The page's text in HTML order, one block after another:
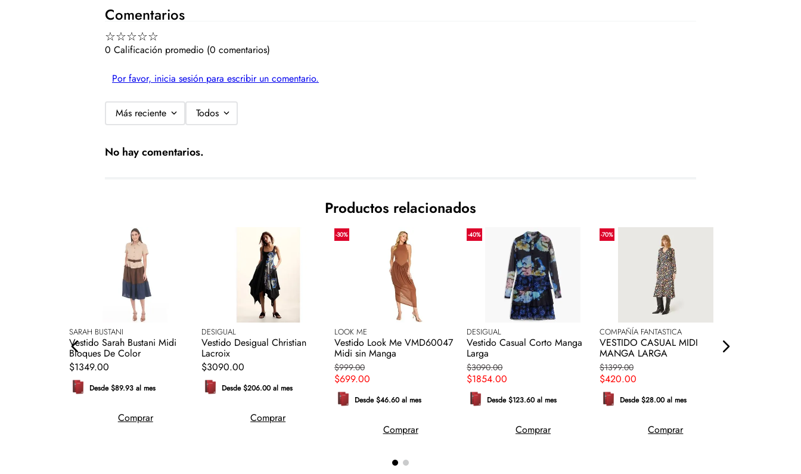
Comentarios
☆☆☆☆☆
0 Calificación promedio (0 comentarios)
Por favor, inicia sesión para escribir un comentario.
Más reciente Todos
No hay comentarios.
Productos relacionados
SARAH BUSTANI
Vestido Sarah Bustani Midi
Bloques De Color
$1349.00
Desde $89.93 al mes
Comprar
DESIGUAL
Vestido Desigual Christian
Lacroix
$3090.00
Desde $206.00 al mes
Comprar
-30%
LOOK ME
Vestido Look Me VMD60047
Midi sin Manga
$999.00
$699.00
Desde $46.60 al mes
Comprar
-40%
DESIGUAL
Vestido Casual Corto Manga
Larga
$3090.00
$1854.00
Desde $123.60 al mes
Comprar
-70%
COMPAÑÍA FANTASTICA
VESTIDO CASUAL MIDI
MANGA LARGA
$1399.00
$420.00
Desde $28.00 al mes
Comprar